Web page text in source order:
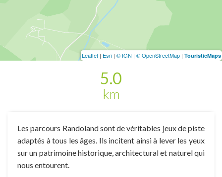
5.0
km
Les parcours Randoland sont de véritables jeux de piste
adaptés à tous les âges. Ils incitent ainsi à lever les yeux
sur un patrimoine historique, architectural et naturel qui
nous entourent.
Leaflet | Esri | © IGN | © OpenStreetMap | TouristicMaps